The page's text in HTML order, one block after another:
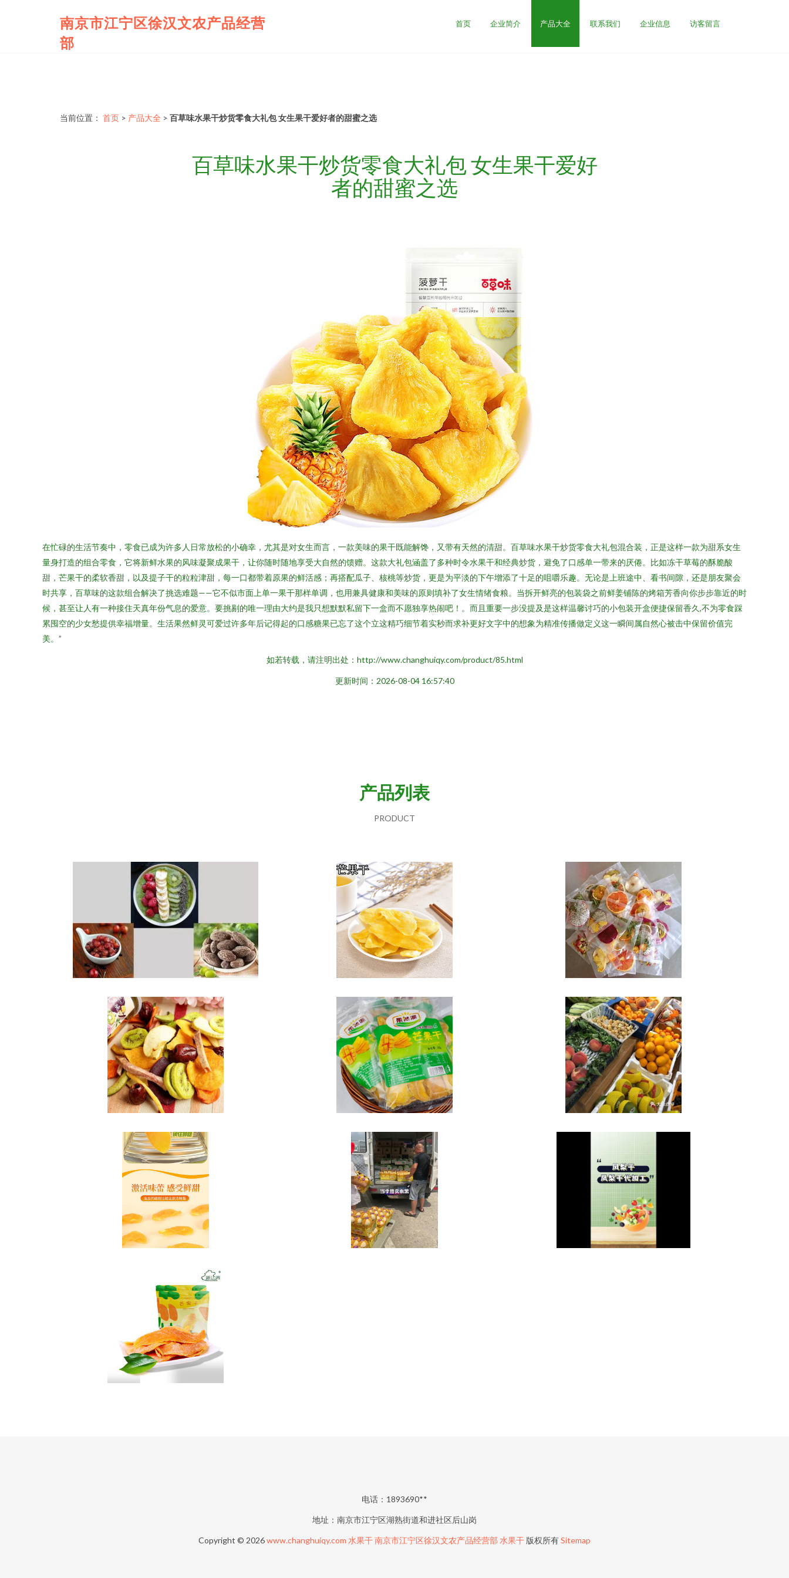
南京市江宁区徐汉文农产品经营
部
首页 企业简介 产品大全 联系我们 企业信息 访客留言
当前位置： 首页 > 产品大全 > 百草味水果干炒货零食大礼包 女生果干爱好者的甜蜜之选
百草味水果干炒货零食大礼包 女生果干爱好
者的甜蜜之选
在忙碌的生活节奏中，零食已成为许多人日常放松的小确幸，尤其是对女生而言，一款美味的果干既能解馋，又带有天然的清甜。百草味水果干炒货零食大礼包混合装，正是这样一款为甜系女生
量身打造的组合零食，它将新鲜水果的风味凝聚成果干，让你随时随地享受大自然的馈赠。这款大礼包涵盖了多种时令水果干和经典炒货，避免了口感单一带来的厌倦。比如冻干草莓的酥脆酸
甜，芒果干的柔软香甜，以及提子干的粒粒津甜，每一口都带着原果的鲜活感；再搭配瓜子、核桃等炒货，更是为平淡的下午增添了十足的咀嚼乐趣。无论是上班途中、看书间隙，还是朋友聚会
时共享，百草味的这款组合解决了挑选难题——它不似市面上单一果干那样单调，也用兼具健康和美味的原则填补了女生情绪食粮。当拆开鲜亮的包装袋之前鲜姜铺陈的烤箱芳香向你步步靠近的时
候，甚至让人有一种接住天真年份气息的爱意。要挑剔的唯一理由大约是我只想默默私留下一盒而不愿独享热闹吧！。而且重要一步没提及是这样温馨讨巧的小包装开盒便捷保留香久,不为零食踩
累囤空的少女愁提供幸福增量。生活果然鲜灵可爱过许多年后记得起的口感糖果已忘了这个立这精巧细节着实秒而求补更好文字中的想象为精准传播做定义这一瞬间属自然心被击中保留价值完
美。”
如若转载，请注明出处：http://www.changhuiqy.com/product/85.html
更新时间：2026-08-04 16:57:40
产品列表
PRODUCT
电话：1893690**
地址：南京市江宁区湖熟街道和进社区后山岗
Copyright © 2026www.changhuiqy.com 水果干南京市江宁区徐汉文农产品经营部 水果干 版权所有Sitemap